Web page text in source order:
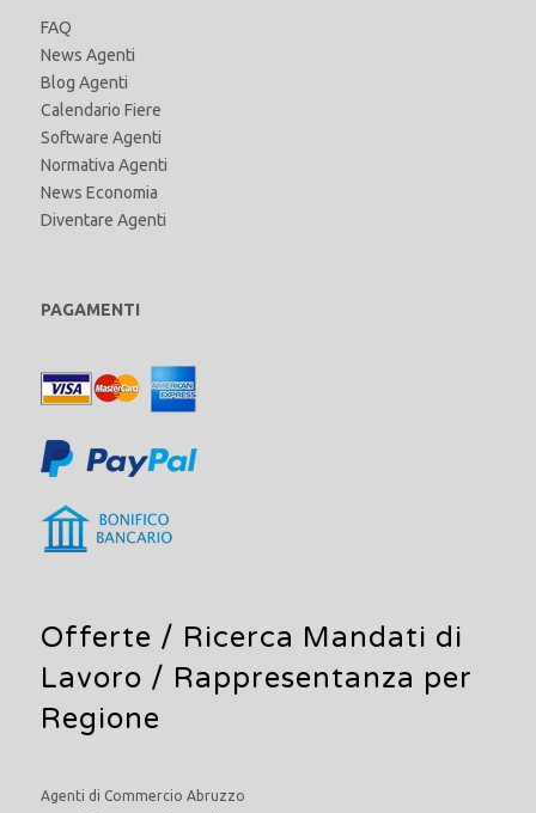
FAQ
News Agenti
Blog Agenti
Calendario Fiere
Software Agenti
Normativa Agenti
News Economia
Diventare Agenti
PAGAMENTI
Offerte / Ricerca Mandati di
Lavoro / Rappresentanza per
Regione
Agenti di Commercio Abruzzo